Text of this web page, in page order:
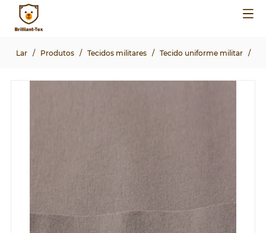
Lar / Produtos / Tecidos militares / Tecido uniforme militar /